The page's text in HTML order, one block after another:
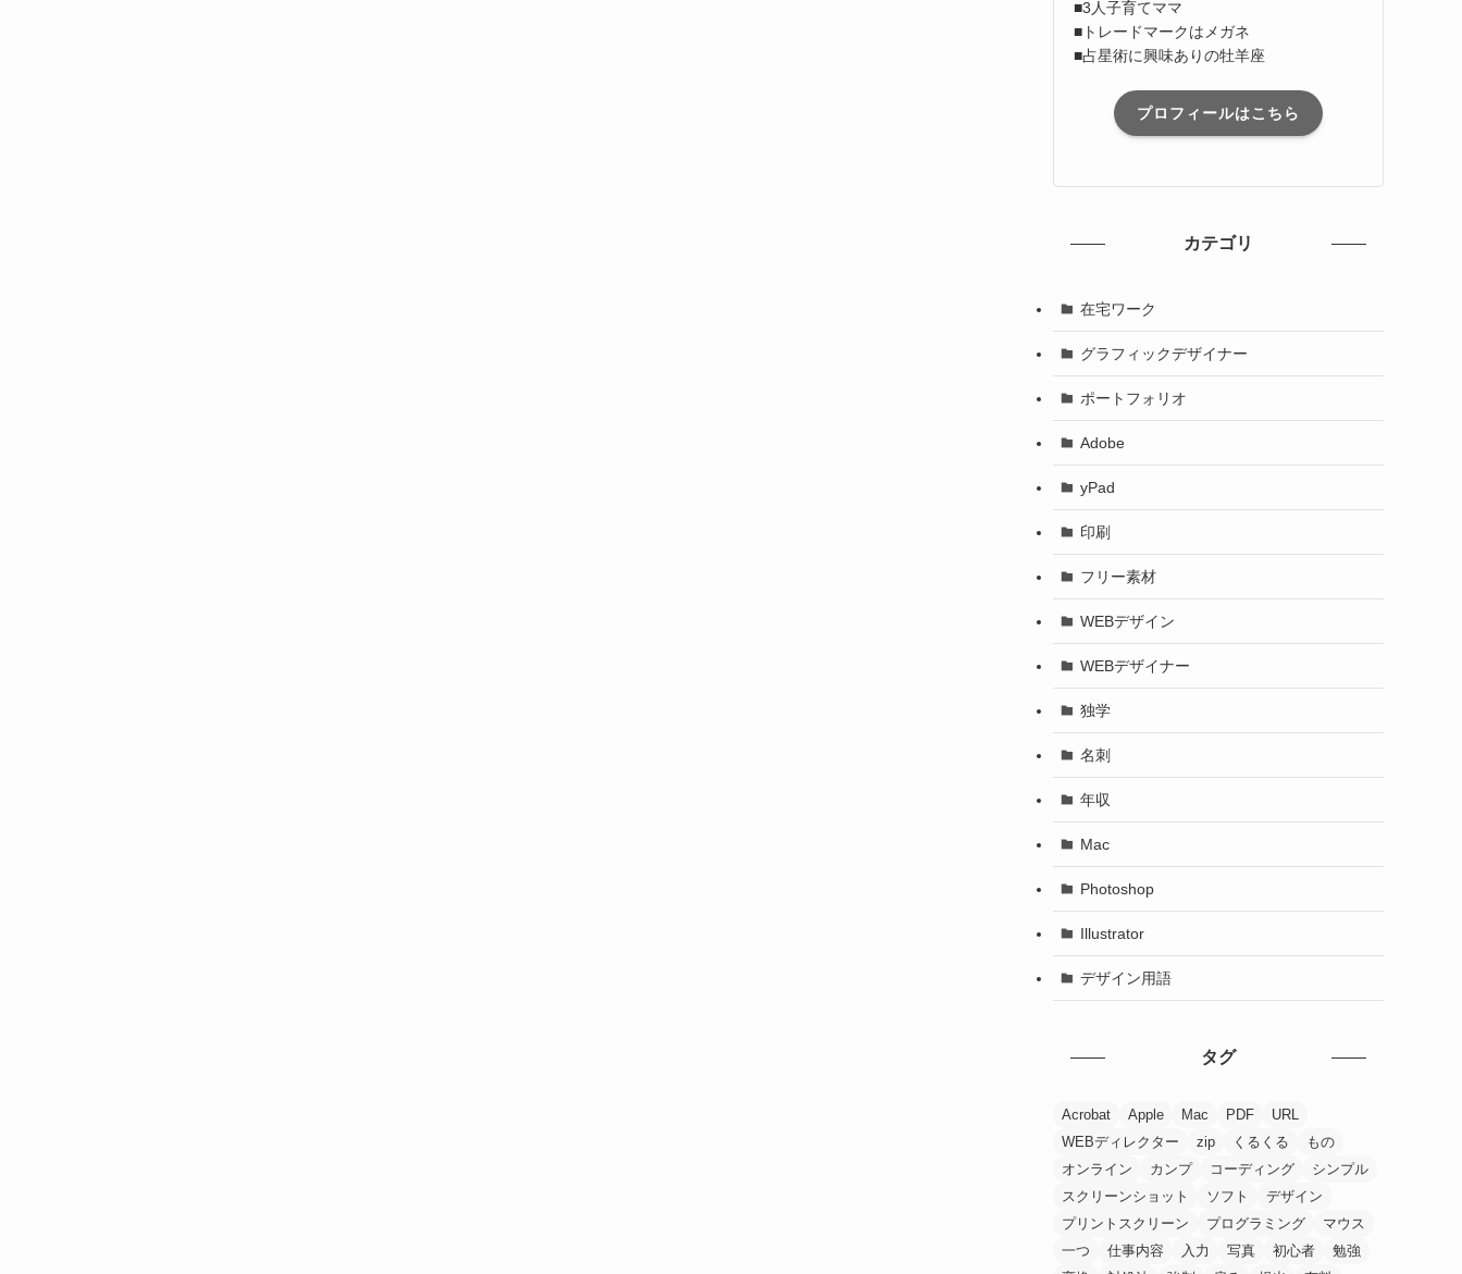
■3人子育てママ
■トレードマークはメガネ
■占星術に興味ありの牡羊座
プロフィールはこちら
カテゴリ
在宅ワーク
グラフィックデザイナー
ポートフォリオ
Adobe
yPad
印刷
フリー素材
WEBデザイン
WEBデザイナー
独学
名刺
年収
Mac
Photoshop
Illustrator
デザイン用語
タグ
Acrobat Apple Mac PDF
URL
WEBディレクター
zip くるくる
もの
オンライン
カンプ コーディング
シンプル
スクリーンショット
ソフト
デザイン
プリントスクリーン
プログラミング
マウス
一つ
仕事内容 入力 写真 初心者
勉強